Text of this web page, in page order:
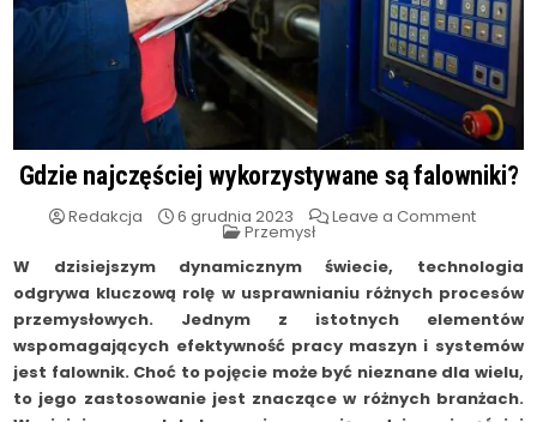
Gdzie najczęściej wykorzystywane są falowniki?
Redakcja 6 grudnia 2023 Leave a Commenton
są
Posted
Przemysł
W dzisiejszym dynamicznym świecie, technologia
odgrywa kluczową rolę w usprawnianiu różnych procesów
przemysłowych. Jednym z istotnych elementów
wspomagających efektywność pracy maszyn i systemów
jest falownik. Choć to pojęcie może być nieznane dla wielu,
to jego zastosowanie jest znaczące w różnych branżach.